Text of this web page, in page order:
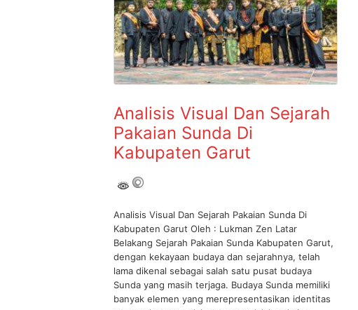
Analisis Visual Dan Sejarah
Pakaian Sunda Di
Kabupaten Garut
Analisis Visual Dan Sejarah Pakaian Sunda Di
Kabupaten Garut Oleh : Lukman Zen Latar
Belakang Sejarah Pakaian Sunda Kabupaten Garut,
dengan kekayaan budaya dan sejarahnya, telah
lama dikenal sebagai salah satu pusat budaya
Sunda yang masih terjaga. Budaya Sunda memiliki
banyak elemen yang merepresentasikan identitas